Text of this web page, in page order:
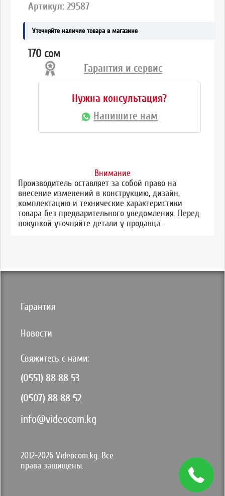
Артикул: 29587
Уточняйте наличие товара в магазине
170 сом
Гарантия и сервис
Нужна консультация?
Напишите нам
Внимание
Производитель оставляет за собой право на
внесение изменений в конструкцию, дизайн,
комплектацию и технические характеристики
товара без предварительного уведомления. Перед
покупкой уточняйте детали у продавца.
Гарантия
Новости
Свяжитесь с нами:
(0551) 88 88 53
(0507) 88 88 52
info@videocom.kg
2012-2026 Videocom.kg. Все
права защищены.